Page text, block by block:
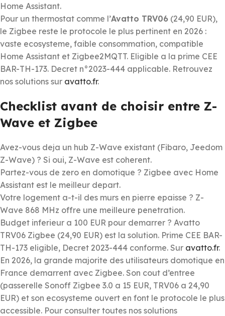
Home Assistant.
Pour un thermostat comme l’Avatto TRV06 (24,90 EUR),
le Zigbee reste le protocole le plus pertinent en 2026 :
vaste ecosysteme, faible consommation, compatible
Home Assistant et Zigbee2MQTT. Eligible a la prime CEE
BAR-TH-173. Decret n°2023-444 applicable. Retrouvez
nos solutions sur avatto.fr.
Checklist avant de choisir entre Z-
Wave et Zigbee
Avez-vous deja un hub Z-Wave existant (Fibaro, Jeedom
Z-Wave) ? Si oui, Z-Wave est coherent.
Partez-vous de zero en domotique ? Zigbee avec Home
Assistant est le meilleur depart.
Votre logement a-t-il des murs en pierre epaisse ? Z-
Wave 868 MHz offre une meilleure penetration.
Budget inferieur a 100 EUR pour demarrer ? Avatto
TRV06 Zigbee (24,90 EUR) est la solution. Prime CEE BAR-
TH-173 eligible, Decret 2023-444 conforme. Sur avatto.fr.
En 2026, la grande majorite des utilisateurs domotique en
France demarrent avec Zigbee. Son cout d’entree
(passerelle Sonoff Zigbee 3.0 a 15 EUR, TRV06 a 24,90
EUR) et son ecosysteme ouvert en font le protocole le plus
accessible. Pour consulter toutes nos solutions